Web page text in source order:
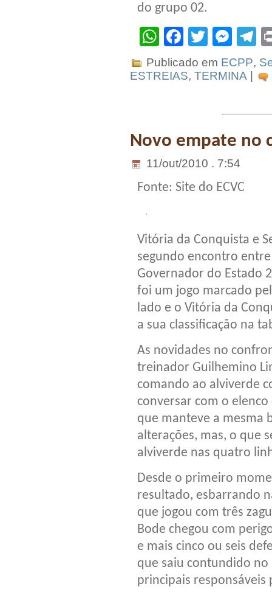
do grupo 02.
WhatsApp
Facebook
Twitter
Publicado em ECPP,
ESTREIAS, TERMINA
Novo empate no
11/out/2010 . 7:54
Fonte: Site do ECVC
Vitória da Conquista e
segundo encontro
Governador do Estado
foi um jogo marcado
lado e o Vitória da
a sua classificação na
As novidades no
treinador Guilhemino
comando ao alviverde
conversar com o
que manteve a mesma
alterações, mas, o que
alviverde nas quatro
Desde o primeiro
resultado, esbarrando
que jogou com três
Bode chegou com
e mais cinco ou seis
que saiu contundido
principais